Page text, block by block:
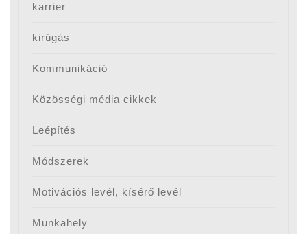
karrier
kirúgás
Kommunikáció
Közösségi média cikkek
Leépítés
Módszerek
Motivációs levél, kísérő levél
Munkahely